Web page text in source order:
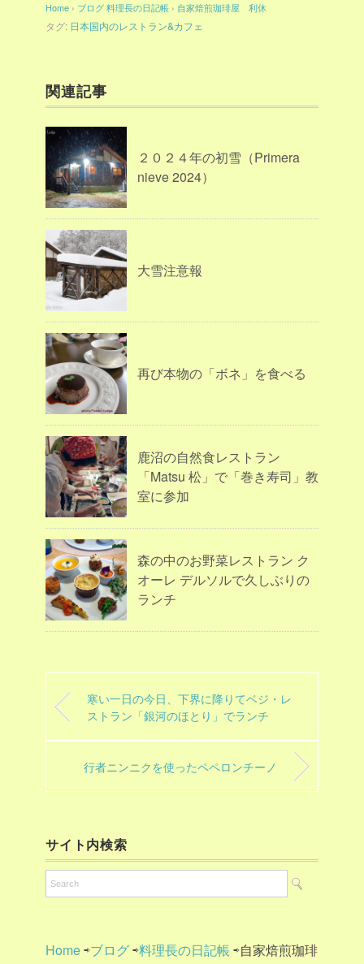
Home › ブログ料理長の日記帳 › 自家焙煎珈琲屋 利休
タグ: 日本国内のレストラン&カフェ
関連記事
２０２４年の初雪（Primera
nieve 2024）
大雪注意報
再び本物の「ボネ」を食べる
鹿沼の自然食レストラン
「Matsu 松」で「巻き寿司」教
室に参加
森の中のお野菜レストラン ク
オーレ デルソルで久しぶりの
ランチ
寒い一日の今日、下界に降りてベジ・レ
ストラン「銀河のほとり」でランチ
行者ニンニクを使ったペペロンチーノ
サイト内検索
Home⇨ブログ⇨料理長の日記帳 ⇨自家焙煎珈琲